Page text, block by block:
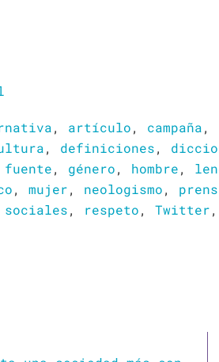
, artículo, campaña,
, definiciones,
fuente, género, hombre,
, mujer, neologismo,
sociales, respeto, Twitter,